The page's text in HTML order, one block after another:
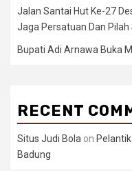
Jalan Santai Hut Ke-27
Jaga Persatuan Dan Pilah
Bupati Adi Arnawa Buka
RECENT
Situs Judi Bola on
Badung